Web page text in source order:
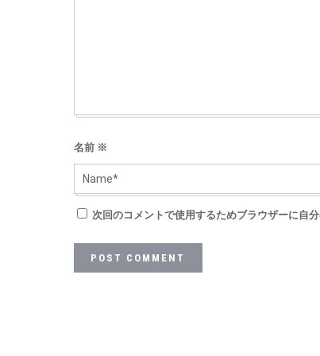
名前 ※
次回のコメントで使用するためブラウザーに自